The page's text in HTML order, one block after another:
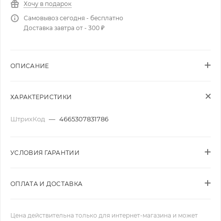
Хочу в подарок
Самовывоз сегодня - бесплатно
Доставка завтра от - 300 ₽
ОПИСАНИЕ
ХАРАКТЕРИСТИКИ
ШтрихКод — 4665307831786
УСЛОВИЯ ГАРАНТИИ
ОПЛАТА И ДОСТАВКА
Цена действительна только для интернет-магазина и может